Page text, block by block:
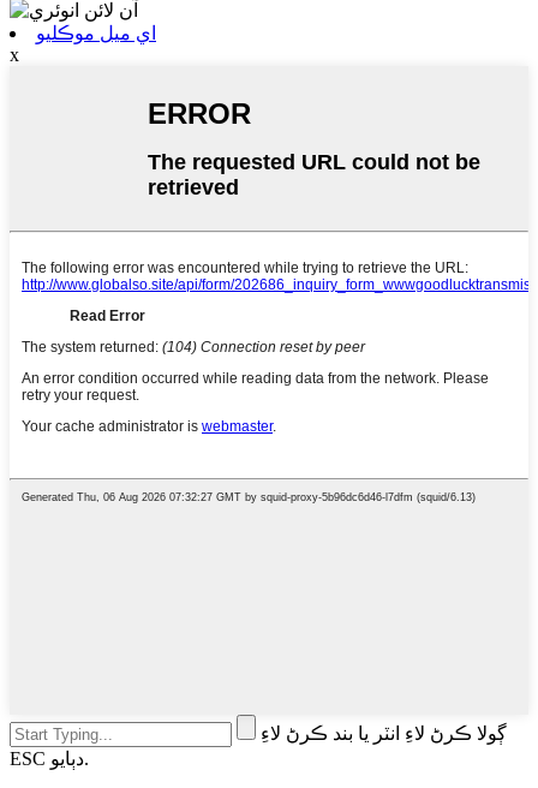
اي ميل موڪليو
x
ڳولا ڪرڻ لاءِ انٽر يا بند ڪرڻ لاءِ
ESC دٻايو.